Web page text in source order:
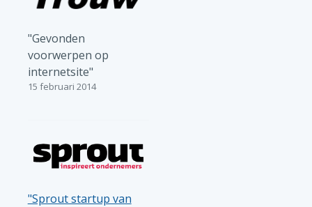
"Gevonden
voorwerpen op
internetsite"
15 februari 2014
"Sprout startup van